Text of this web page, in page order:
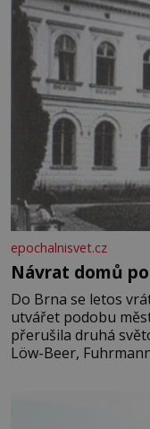
epochalnisvet.cz
Návrat domů
Do Brna se letos
utvářet podobu
přerušila druhá
Löw-Beer,
jednoduché. Místa,